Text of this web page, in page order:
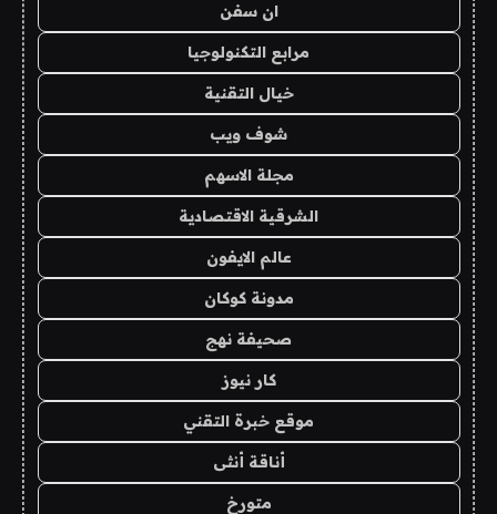
ان سفن
مرابع التكنولوجيا
خيال التقنية
شوف ويب
مجلة الاسهم
الشرقية الاقتصادية
عالم الايفون
مدونة كوكان
صحيفة نهج
كار نيوز
موقع خبرة التقني
أناقة أنثى
متورخ